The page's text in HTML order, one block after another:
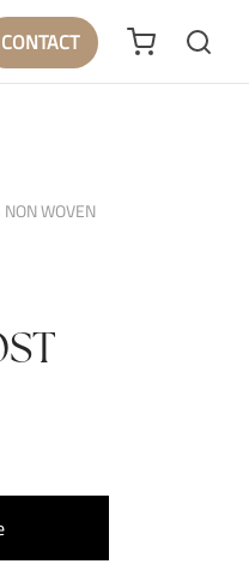
CONTACT
WOVEN